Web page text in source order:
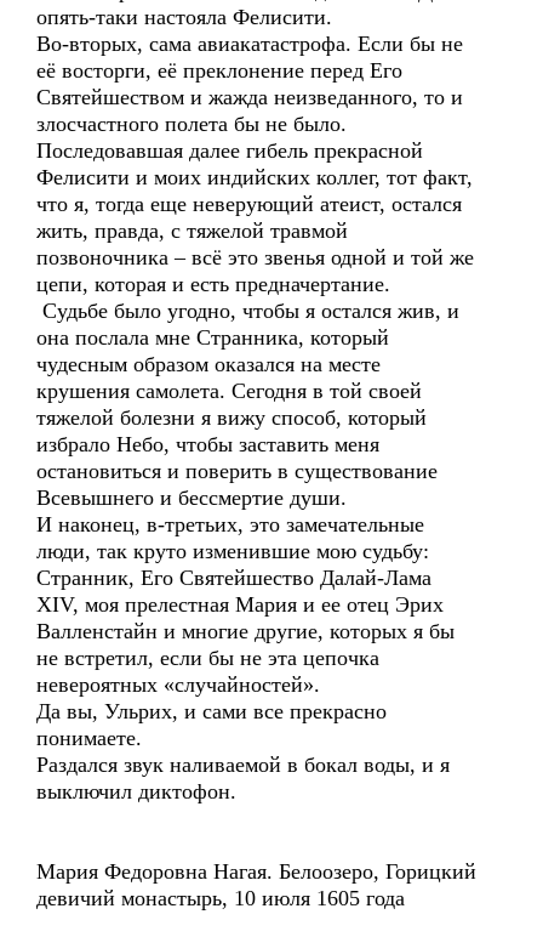
опять-таки настояла Фелисити.
Во-вторых, сама авиакатастрофа. Если бы не
её восторги, её преклонение перед Его
Святейшеством и жажда неизведанного, то и
злосчастного полета бы не было.
Последовавшая далее гибель прекрасной
Фелисити и моих индийских коллег, тот факт,
что я, тогда еще неверующий атеист, остался
жить, правда, с тяжелой травмой
позвоночника – всё это звенья одной и той же
цепи, которая и есть предначертание.
Судьбе было угодно, чтобы я остался жив, и
она послала мне Странника, который
чудесным образом оказался на месте
крушения самолета. Сегодня в той своей
тяжелой болезни я вижу способ, который
избрало Небо, чтобы заставить меня
остановиться и поверить в существование
Всевышнего и бессмертие души.
И наконец, в-третьих, это замечательные
люди, так круто изменившие мою судьбу:
Странник, Его Святейшество Далай-Лама
XIV, моя прелестная Мария и ее отец Эрих
Валленстайн и многие другие, которых я бы
не встретил, если бы не эта цепочка
невероятных «случайностей».
Да вы, Ульрих, и сами все прекрасно
понимаете.
Раздался звук наливаемой в бокал воды, и я
выключил диктофон.
Мария Федоровна Нагая. Белоозеро, Горицкий
девичий монастырь, 10 июля 1605 года